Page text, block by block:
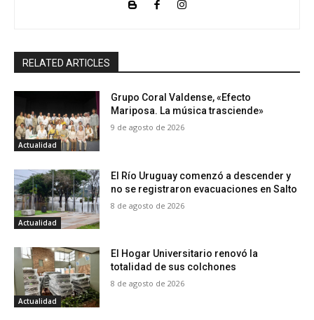
RELATED ARTICLES
Actualidad
Grupo Coral Valdense, «Efecto
Mariposa. La música trasciende»
9 de agosto de 2026
Actualidad
El Río Uruguay comenzó a descender y
no se registraron evacuaciones en Salto
8 de agosto de 2026
Actualidad
El Hogar Universitario renovó la
totalidad de sus colchones
8 de agosto de 2026